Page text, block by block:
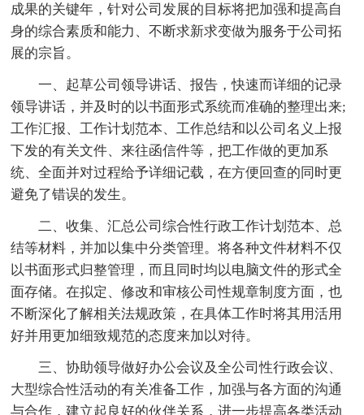
成果的关键年，针对公司发展的目标将把加强和提高自
身的综合素质和能力、不断求新求变做为服务于公司拓
展的宗旨。
一、起草公司领导讲话、报告，快速而详细的记录
领导讲话，并及时的以书面形式系统而准确的整理出来;
工作汇报、工作计划范本、工作总结和以公司名义上报
下发的有关文件、来往函信件等，把工作做的更加系
统、全面并对过程给予详细记载，在方便回查的同时更
避免了错误的发生。
二、收集、汇总公司综合性行政工作计划范本、总
结等材料，并加以集中分类管理。将各种文件材料不仅
以书面形式归整管理，而且同时均以电脑文件的形式全
面存储。在拟定、修改和审核公司性规章制度方面，也
不断深化了解相关法规政策，在具体工作时将其用活用
好并用更加细致规范的态度来加以对待。
三、协助领导做好办公会议及全公司性行政会议、
大型综合性活动的有关准备工作，加强与各方面的沟通
与合作，建立起良好的伙伴关系，进一步提高各类活动